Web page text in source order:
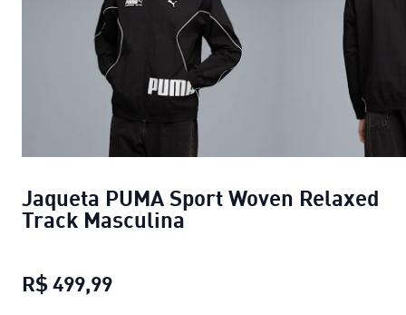
Jaqueta PUMA Sport Woven Relaxed
Track Masculina
R$ 499,99